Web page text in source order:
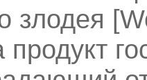
злодея